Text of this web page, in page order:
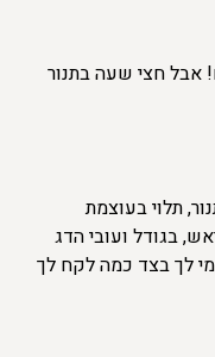
אבל חצי שעה בתנור
תלוי בעוצמת
בגודל ועובי הדג
לך בצד כמה לקח לך